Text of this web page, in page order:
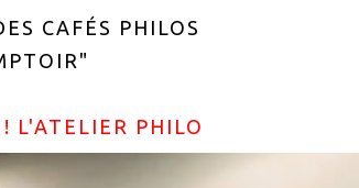
CAFÉS PHILOS
L'ATELIER PHILO